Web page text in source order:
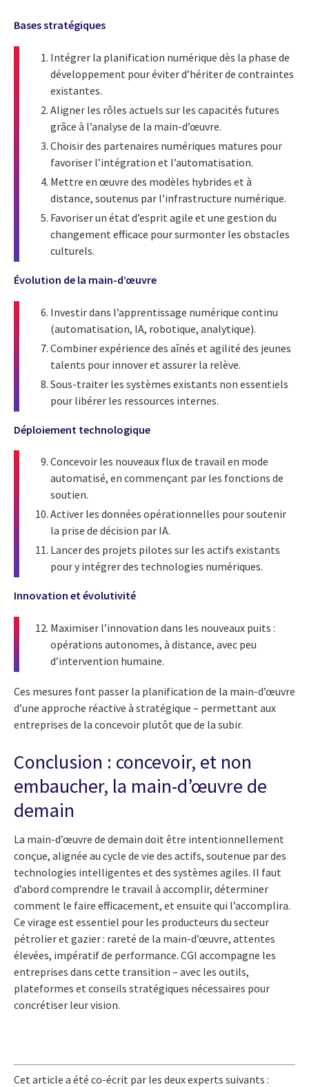
Bases stratégiques
Intégrer la planification numérique dès la phase de
développement pour éviter d’hériter de contraintes
existantes.
Aligner les rôles actuels sur les capacités futures
grâce à l’analyse de la main-d’œuvre.
Choisir des partenaires numériques matures pour
favoriser l’intégration et l’automatisation.
Mettre en œuvre des modèles hybrides et à
distance, soutenus par l’infrastructure numérique.
Favoriser un état d’esprit agile et une gestion du
changement efficace pour surmonter les obstacles
culturels.
Évolution de la main-d’œuvre
Investir dans l’apprentissage numérique continu
(automatisation, IA, robotique, analytique).
Combiner expérience des aînés et agilité des jeunes
talents pour innover et assurer la relève.
Sous-traiter les systèmes existants non essentiels
pour libérer les ressources internes.
Déploiement technologique
Concevoir les nouveaux flux de travail en mode
automatisé, en commençant par les fonctions de
soutien.
Activer les données opérationnelles pour soutenir
la prise de décision par IA.
Lancer des projets pilotes sur les actifs existants
pour y intégrer des technologies numériques.
Innovation et évolutivité
Maximiser l’innovation dans les nouveaux puits :
opérations autonomes, à distance, avec peu
d’intervention humaine.
Ces mesures font passer la planification de la main-d’œuvre
d’une approche réactive à stratégique – permettant aux
entreprises de la concevoir plutôt que de la subir.
Conclusion : concevoir, et non
embaucher, la main-d’œuvre de
demain
La main-d’œuvre de demain doit être intentionnellement
conçue, alignée au cycle de vie des actifs, soutenue par des
technologies intelligentes et des systèmes agiles. Il faut
d’abord comprendre le travail à accomplir, déterminer
comment le faire efficacement, et ensuite qui l’accomplira.
Ce virage est essentiel pour les producteurs du secteur
pétrolier et gazier : rareté de la main-d’œuvre, attentes
élevées, impératif de performance. CGI accompagne les
entreprises dans cette transition – avec les outils,
plateformes et conseils stratégiques nécessaires pour
concrétiser leur vision.
Cet article a été co-écrit par les deux experts suivants :